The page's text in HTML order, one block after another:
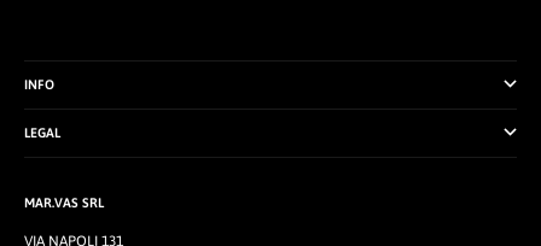
INFO
LEGAL
MAR.VAS SRL
VIA NAPOLI 131